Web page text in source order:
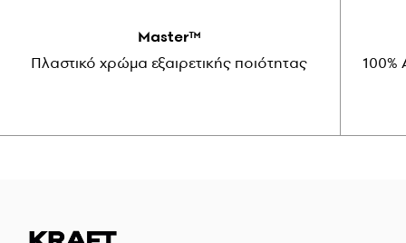
Master™
Πλαστικό χρώμα εξαιρετικής ποιότητας
100%